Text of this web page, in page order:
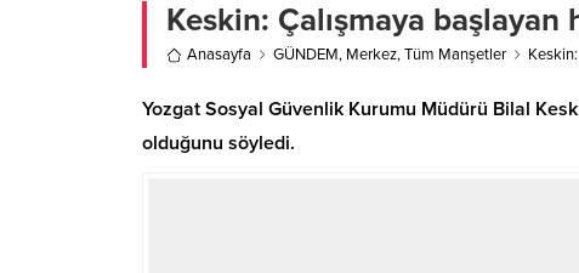
Keskin: Çalışmaya başlayan
Anasayfa GÜNDEM, Merkez,Tüm Manşetler
Yozgat Sosyal Güvenlik Kurumu Müdürü Bilal
olduğunu söyledi.